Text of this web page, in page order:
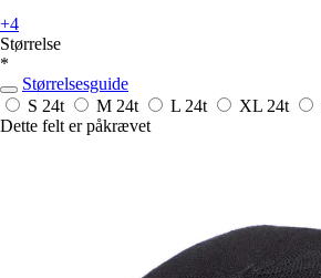
+4
Størrelse
*
Størrelsesguide
S 24t M 24t L 24t XL 24t
Dette felt er påkrævet